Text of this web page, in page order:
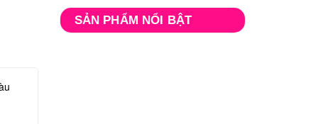
SẢN PHẨM NỔI BẬT